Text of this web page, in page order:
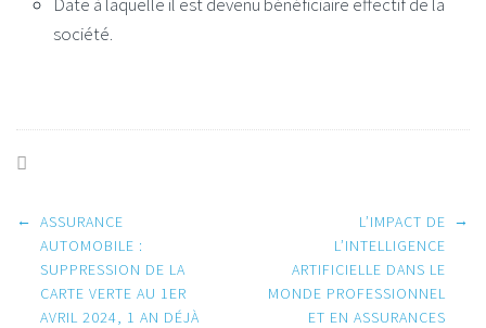
société.
Post
navigation
← ASSURANCE
AUTOMOBILE :
SUPPRESSION DE LA
CARTE VERTE AU 1ER
AVRIL 2024, 1 AN DÉJÀ
L’IMPACT DE
L’INTELLIGENCE
ARTIFICIELLE DANS LE
MONDE PROFESSIONNEL
ET EN ASSURANCES
→